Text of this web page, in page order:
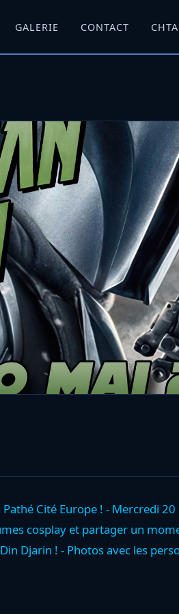
GALERIE CONTACT
Cité Europe ! - Mercredi
cosplay et partager un
Djarin ! - Photos avec les